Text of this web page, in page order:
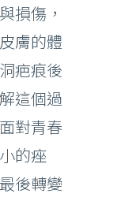
損傷，
膚的體
疤痕後
這個過
對青春
的痤
後轉變